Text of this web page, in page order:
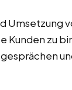
Umsetzung
Kunden zu